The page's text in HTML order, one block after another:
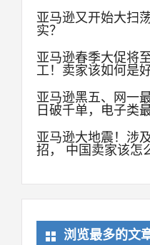
亚马逊又开始大扫
实？
亚马逊春季大促将
工！卖家该如何是好
亚马逊黑五、网一
日破千单，电子类
亚马逊大地震！涉
招， 中国卖家该怎
浏览最多的文